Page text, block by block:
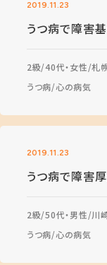
2019.11.23
うつ病で障害
2級 40代・女性 札
うつ病 心の病気
2019.11.23
うつ病で障害
2級 50代・男性 川
うつ病 心の病気